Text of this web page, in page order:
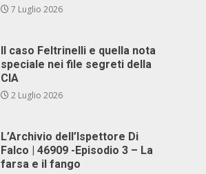
7 Luglio 2026
Il caso Feltrinelli e quella nota
speciale nei file segreti della
CIA
2 Luglio 2026
L’Archivio dell’Ispettore Di
Falco | 46909 -Episodio 3 – La
farsa e il fango